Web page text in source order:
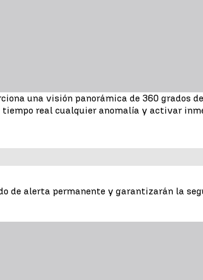
una visión panorámica de 360 grados
tiempo real cualquier anomalía y activar
de alerta permanente y garantizarán la